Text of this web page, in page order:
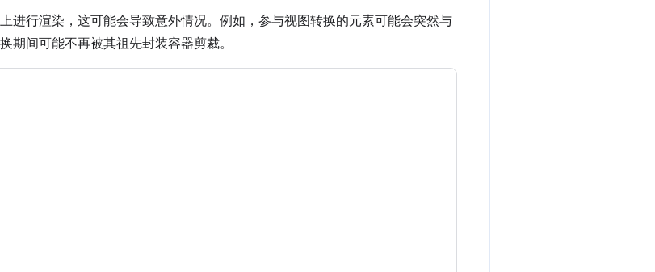
进行渲染，这可能会导致意外情况。例如，参与视图转换的元素可能会突然与
期间可能不再被其祖先封装容器剪裁。